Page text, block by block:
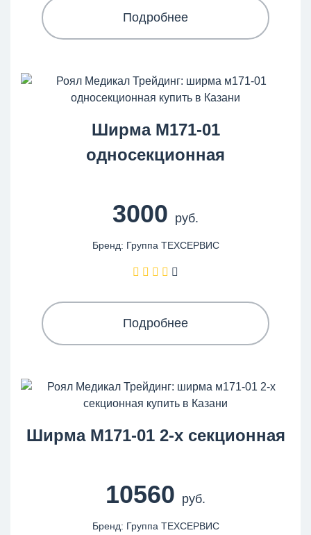
Подробнее
Ширма М171-01
односекционная
3000 руб.
Бренд: Группа ТЕХСЕРВИС
Подробнее
Ширма М171-01 2-х секционная
10560 руб.
Бренд: Группа ТЕХСЕРВИС